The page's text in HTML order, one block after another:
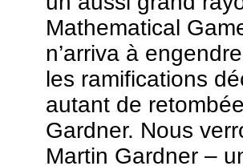
Mathematical
n’arriva à
les ramifications
autant de
Gardner. Nous
Martin Gardner –